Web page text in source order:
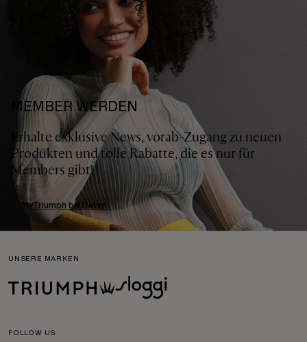
MEMBER WERDEN
Erhalte exklusive News, vorab-Zugang zu neuen
Produkten und tolle Rabatte, die es nur für
Members gibt!
MyTriumph beitreten
UNSERE MARKEN
FOLLOW US